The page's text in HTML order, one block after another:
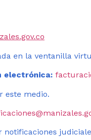
en la ventanilla
electrónica:
este medio.